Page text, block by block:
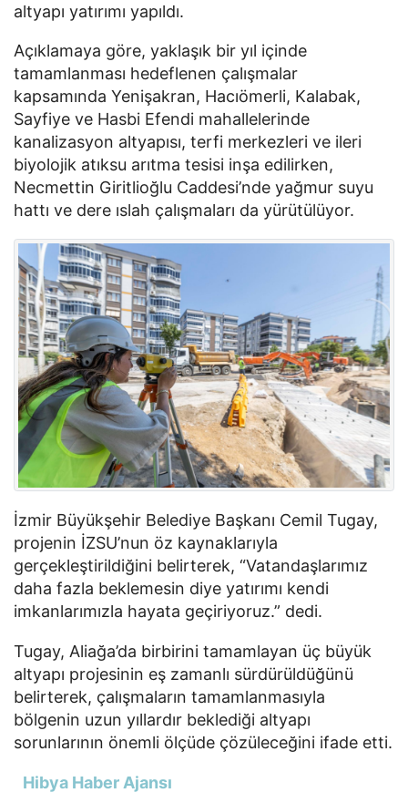
altyapı yatırımı yapıldı.
Açıklamaya göre, yaklaşık bir yıl içinde
tamamlanması hedeflenen çalışmalar
kapsamında Yenişakran, Hacıömerli, Kalabak,
Sayfiye ve Hasbi Efendi mahallelerinde
kanalizasyon altyapısı, terfi merkezleri ve ileri
biyolojik atıksu arıtma tesisi inşa edilirken,
Necmettin Giritlioğlu Caddesi’nde yağmur suyu
hattı ve dere ıslah çalışmaları da yürütülüyor.
İzmir Büyükşehir Belediye Başkanı Cemil Tugay,
projenin İZSU’nun öz kaynaklarıyla
gerçekleştirildiğini belirterek, “Vatandaşlarımız
daha fazla beklemesin diye yatırımı kendi
imkanlarımızla hayata geçiriyoruz.” dedi.
Tugay, Aliağa’da birbirini tamamlayan üç büyük
altyapı projesinin eş zamanlı sürdürüldüğünü
belirterek, çalışmaların tamamlanmasıyla
bölgenin uzun yıllardır beklediği altyapı
sorunlarının önemli ölçüde çözüleceğini ifade etti.
Hibya Haber Ajansı